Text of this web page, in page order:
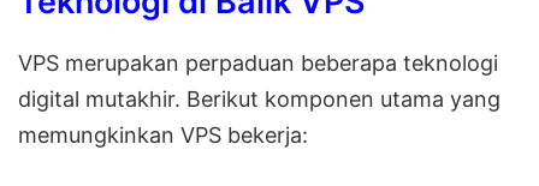
VPS merupakan perpaduan beberapa teknologi
digital mutakhir. Berikut komponen utama yang
memungkinkan VPS bekerja: